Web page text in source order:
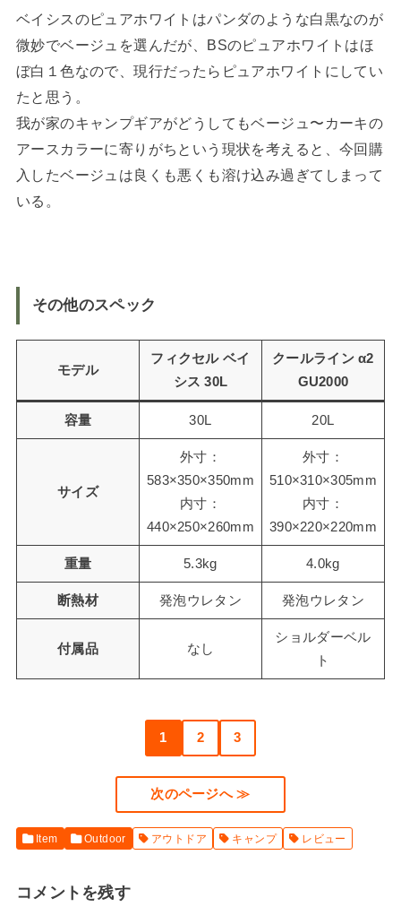
ベイシスのピュアホワイトはパンダのような白黒なのが
微妙でベージュを選んだが、BSのピュアホワイトはほ
ぼ白１色なので、現行だったらピュアホワイトにしてい
たと思う。
我が家のキャンプギアがどうしてもベージュ〜カーキの
アースカラーに寄りがちという現状を考えると、今回購
入したベージュは良くも悪くも溶け込み過ぎてしまって
いる。
その他のスペック
モデル
フィクセル ベイ
シス 30L
クールライン α2
GU2000
容量 30L 20L
サイズ
外寸：
583×350×350mm
内寸：
440×250×260mm
外寸：
510×310×305mm
内寸：
390×220×220mm
重量 5.3kg 4.0kg
断熱材 発泡ウレタン 発泡ウレタン
付属品 なし
ショルダーベル
ト
1 2 3
次のページへ ≫
Item Outdoor アウトドア キャンプ レビュー
コメントを残す